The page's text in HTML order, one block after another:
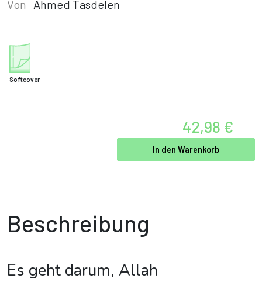
Von
Ahmed Tasdelen
Softcover
42,98 €
In den Warenkorb
Beschreibung
Es geht darum, Allah